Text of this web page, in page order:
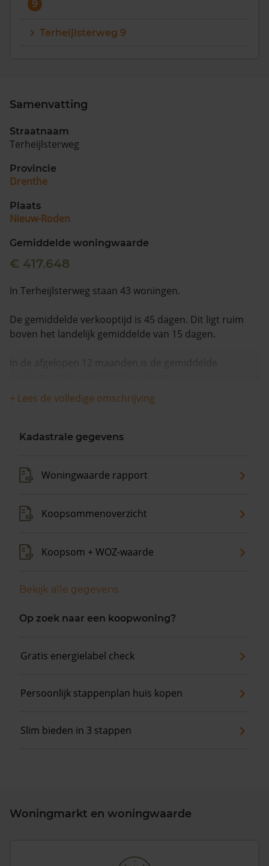
9
Terheijlsterweg 9
Samenvatting
Straatnaam
Terheijlsterweg
Provincie
Drenthe
Plaats
Nieuw-Roden
Gemiddelde woningwaarde
€ 417.648
In Terheijlsterweg staan 43 woningen.
De gemiddelde verkooptijd is 45 dagen. Dit ligt ruim
boven het landelijk gemiddelde van 15 dagen.
In de afgelopen 12 maanden is de gemiddelde
+ Lees de volledige omschrijving
Kadastrale gegevens
Woningwaarde rapport
Koopsommenoverzicht
Koopsom + WOZ-waarde
Bekijk alle gegevens
Op zoek naar een koopwoning?
Gratis energielabel check
Persoonlijk stappenplan huis kopen
Slim bieden in 3 stappen
Woningmarkt en woningwaarde